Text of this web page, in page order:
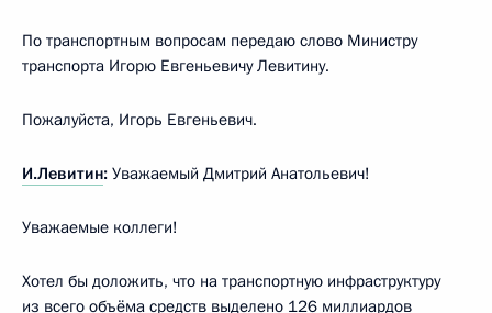
По транспортным вопросам передаю слово Министру
транспорта Игорю Евгеньевичу Левитину.
Пожалуйста, Игорь Евгеньевич.
И.Левитин: Уважаемый Дмитрий Анатольевич!
Уважаемые коллеги!
Хотел бы доложить, что на транспортную инфраструктуру
из всего объёма средств выделено 126 миллиардов